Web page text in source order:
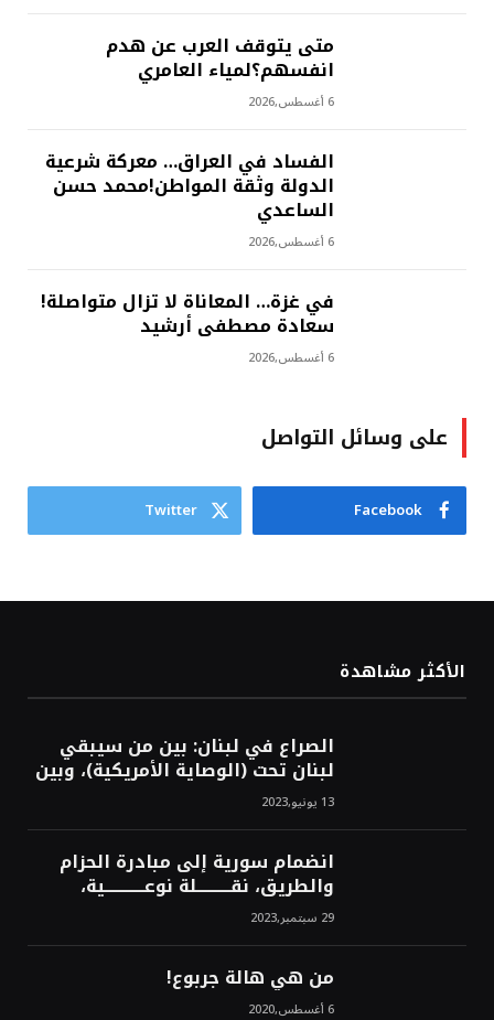
متى يتوقف العرب عن هدم
انفسهم؟لمياء العامري
6 أغسطس,2026
الفساد في العراق… معركة شرعية
الدولة وثقة المواطن!محمد حسن
الساعدي
6 أغسطس,2026
في غزة… المعاناة لا تزال متواصلة!
سعادة مصطفى أرشيد
6 أغسطس,2026
على وسائل التواصل
Facebook
Twitter
الأكثر مشاهدة
الصراع في لبنان: بين من سيبقي
لبنان تحت (الوصاية الأمريكية)، وبين
من سيخرج لبنان من النفق الغربي!
محمد محسن13 يونيو,2023
انضمام سورية إلى مبادرة الحزام
والطريق، نقــــــــــلة نوعــــــــــــية،
استراتيجية، تاريخية، نهائية، نحو
الشرق!محمد محسن29 سبتمبر,2023
من هي هالة جربوع!
6 أغسطس,2020